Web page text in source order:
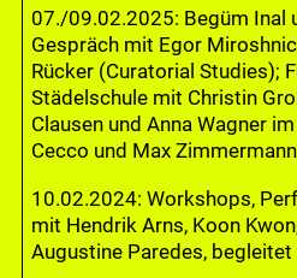
07./09.02.2025: Begüm Inal
Gespräch mit Egor
Rücker (Curatorial Studies);
Städelschule mit Christin
Clausen und Anna Wagner
Cecco und Max
10.02.2024: Workshops,
mit Hendrik Arns, Koon
Augustine Paredes, begleitet